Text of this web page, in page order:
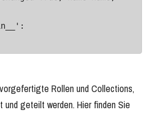
Rollen und Collections,
geteilt werden. Hier finden Sie